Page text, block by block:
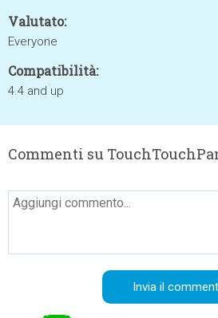
Valutato:
Everyone
Compatibilità:
4.4 and up
Commenti su